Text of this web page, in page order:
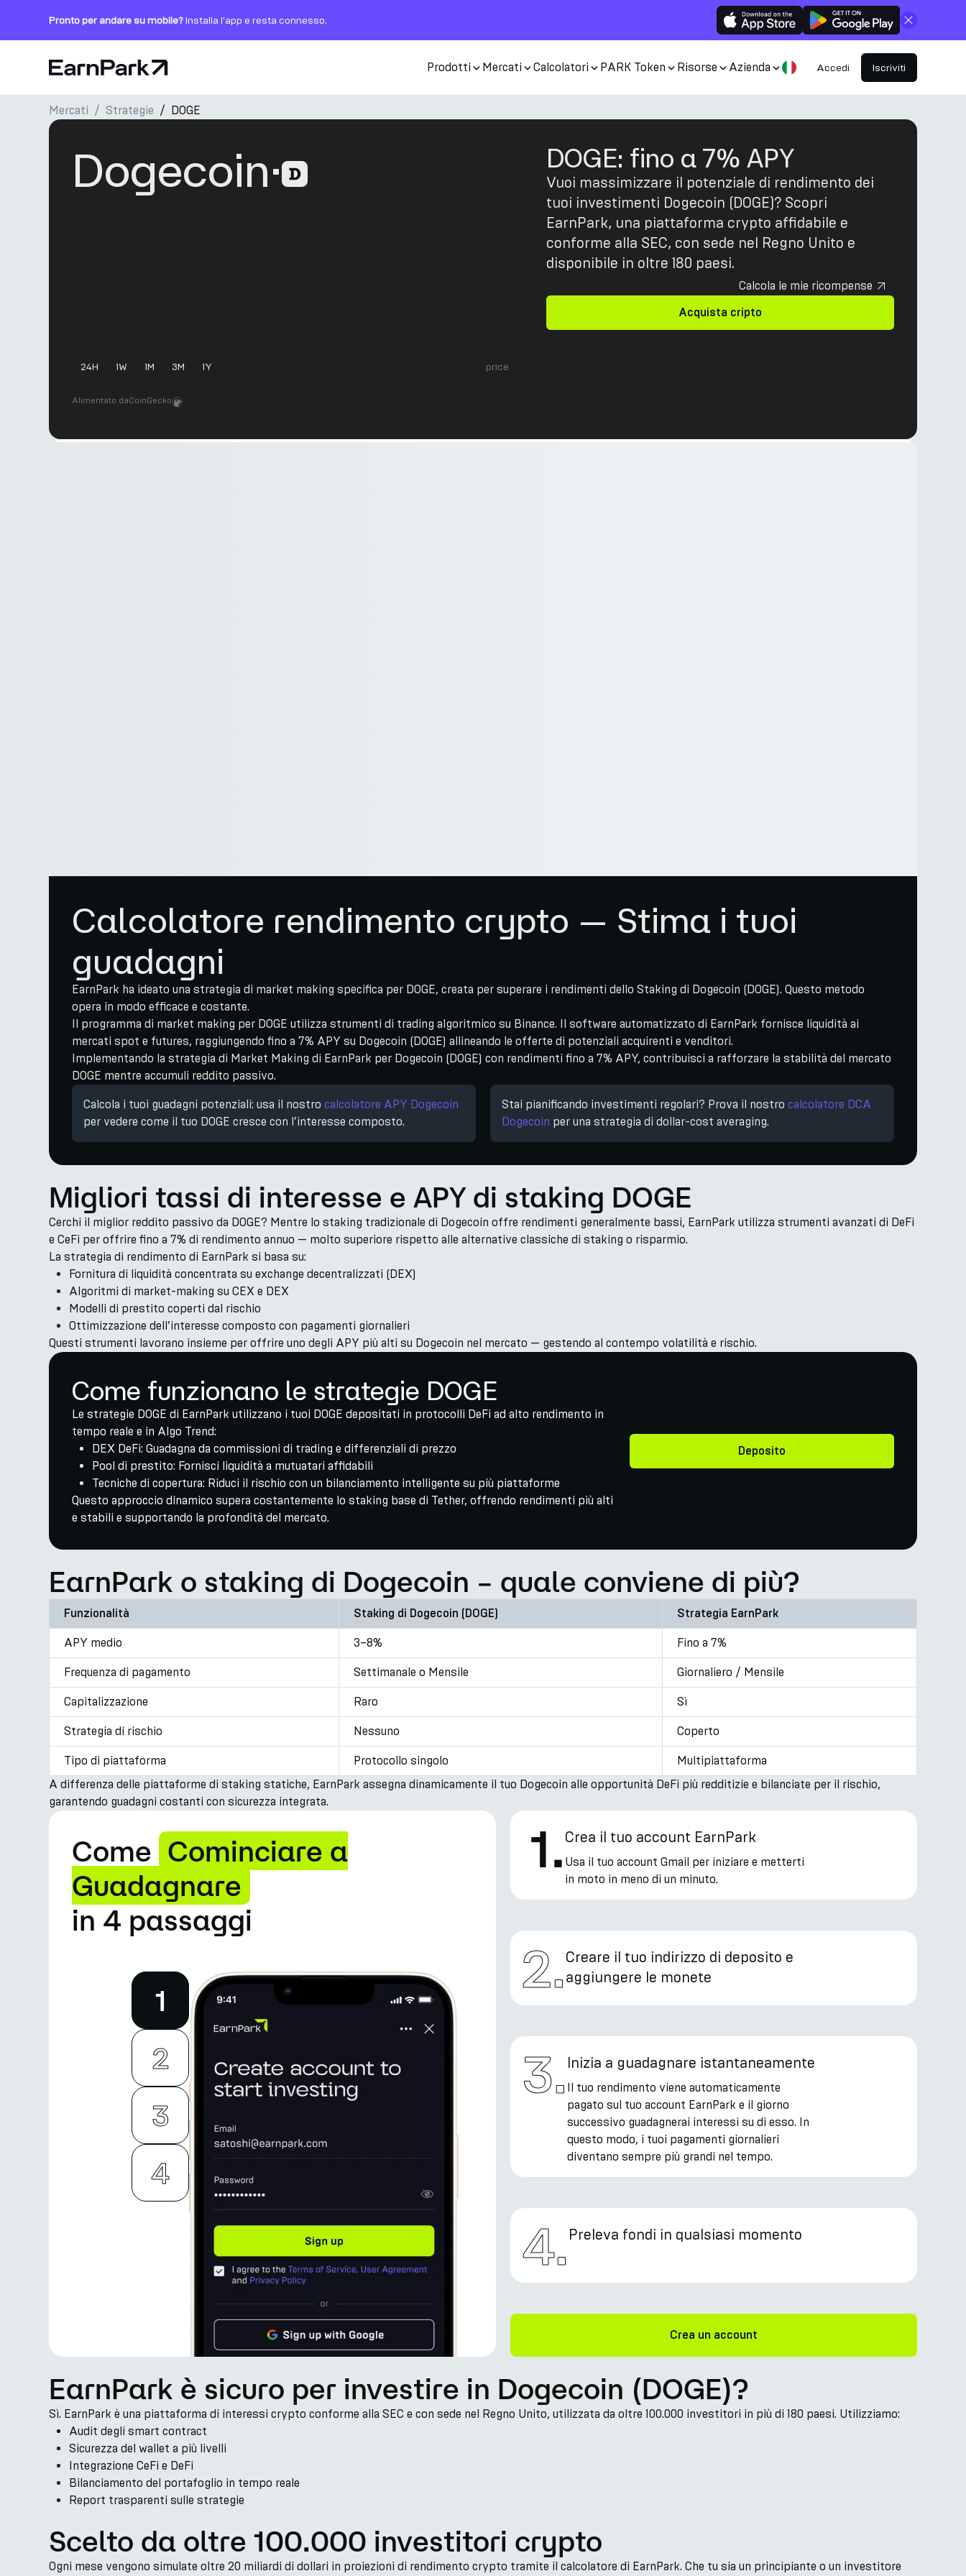
Pronto per andare su mobile?Installa l'app e resta connesso. Chiudi
Pagina principale Prodotti Mercati Calcolatori PARK Token Risorse Azienda Accedi Iscriviti
Prodotti
Mercati
Calcolatori
Mercati Strategie DOGE
Dogecoin·
24H 1W 1M 3M 1Y price
Alimentato daCoinGecko
DOGE: fino a 7% APY
Vuoi massimizzare il potenziale di rendimento dei
tuoi investimenti Dogecoin (DOGE)? Scopri
EarnPark, una piattaforma crypto affidabile e
conforme alla SEC, con sede nel Regno Unito e
disponibile in oltre 180 paesi.
Calcola le mie ricompense
Acquista cripto
Calcolatore rendimento crypto — Stima i tuoi
guadagni
EarnPark ha ideato una strategia di market making specifica per DOGE, creata per superare i rendimenti dello Staking di Dogecoin (DOGE). Questo metodo
opera in modo efficace e costante.
Il programma di market making per DOGE utilizza strumenti di trading algoritmico su Binance. Il software automatizzato di EarnPark fornisce liquidità ai
mercati spot e futures, raggiungendo fino a 7% APY su Dogecoin (DOGE) allineando le offerte di potenziali acquirenti e venditori.
Implementando la strategia di Market Making di EarnPark per Dogecoin (DOGE) con rendimenti fino a 7% APY, contribuisci a rafforzare la stabilità del mercato
DOGE mentre accumuli reddito passivo.
Calcola i tuoi guadagni potenziali: usa il nostro calcolatore APY Dogecoin
per vedere come il tuo DOGE cresce con l’interesse composto.
Stai pianificando investimenti regolari? Prova il nostro calcolatore DCA
Dogecoin per una strategia di dollar-cost averaging.
Migliori tassi di interesse e APY di staking DOGE
Cerchi il miglior reddito passivo da DOGE? Mentre lo staking tradizionale di Dogecoin offre rendimenti generalmente bassi, EarnPark utilizza strumenti avanzati di DeFi
e CeFi per offrire fino a 7% di rendimento annuo — molto superiore rispetto alle alternative classiche di staking o risparmio.
La strategia di rendimento di EarnPark si basa su:
Fornitura di liquidità concentrata su exchange decentralizzati (DEX)
Algoritmi di market-making su CEX e DEX
Modelli di prestito coperti dal rischio
Ottimizzazione dell’interesse composto con pagamenti giornalieri
Questi strumenti lavorano insieme per offrire uno degli APY più alti su Dogecoin nel mercato — gestendo al contempo volatilità e rischio.
Come funzionano le strategie DOGE
Le strategie DOGE di EarnPark utilizzano i tuoi DOGE depositati in protocolli DeFi ad alto rendimento in
tempo reale e in Algo Trend:
DEX DeFi: Guadagna da commissioni di trading e differenziali di prezzo
Pool di prestito: Fornisci liquidità a mutuatari affidabili
Tecniche di copertura: Riduci il rischio con un bilanciamento intelligente su più piattaforme
Questo approccio dinamico supera costantemente lo staking base di Tether, offrendo rendimenti più alti
e stabili e supportando la profondità del mercato.
Deposito
EarnPark o staking di Dogecoin – quale conviene di più?
Funzionalità Staking di Dogecoin (DOGE) Strategia EarnPark
APY medio 3–8% Fino a 7%
Frequenza di pagamento Settimanale o Mensile Giornaliero / Mensile
Capitalizzazione Raro Sì
Strategia di rischio Nessuno Coperto
Tipo di piattaforma Protocollo singolo
Multipiattaforma
A differenza delle piattaforme di staking statiche, EarnPark assegna dinamicamente il tuo Dogecoin alle opportunità DeFi più redditizie e bilanciate per il rischio,
garantendo guadagni costanti con sicurezza integrata.
Come Cominciare a
Guadagnare
in 4 passaggi
1
2
3
4
1. Crea il tuo account EarnPark
Usa il tuo account Gmail per iniziare e metterti
in moto in meno di un minuto.
2. Creare il tuo indirizzo di deposito e
aggiungere le monete
3. Inizia a guadagnare istantaneamente
Il tuo rendimento viene automaticamente
pagato sul tuo account EarnPark e il giorno
successivo guadagnerai interessi su di esso. In
questo modo, i tuoi pagamenti giornalieri
diventano sempre più grandi nel tempo.
4. Preleva fondi in qualsiasi momento
Crea un account
EarnPark è sicuro per investire in Dogecoin (DOGE)?
Sì. EarnPark è una piattaforma di interessi crypto conforme alla SEC e con sede nel Regno Unito, utilizzata da oltre 100.000 investitori in più di 180 paesi. Utilizziamo:
Audit degli smart contract
Sicurezza del wallet a più livelli
Integrazione CeFi e DeFi
Bilanciamento del portafoglio in tempo reale
Report trasparenti sulle strategie
Scelto da oltre 100.000 investitori crypto
Ogni mese vengono simulate oltre 20 miliardi di dollari in proiezioni di rendimento crypto tramite il calcolatore di EarnPark. Che tu sia un principiante o un investitore